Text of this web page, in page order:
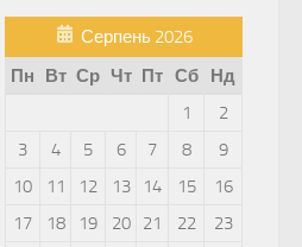
Серпень 2026
Пн
Вт Ср Чт Пт Сб
Нд
1
2
3
4 5 6 7 8
9
10
11 12 13 14 15
16
17
18 19 20 21 22
23